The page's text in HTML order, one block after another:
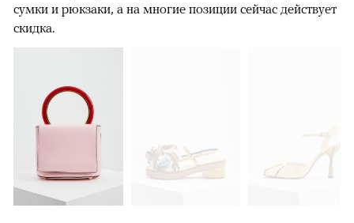
сумки и рюкзаки, а на многие позиции сейчас действует
скидка.